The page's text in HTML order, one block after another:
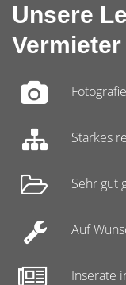
Unsere
Vermieter
Starkes
Sehr gut
Auf
Inserate